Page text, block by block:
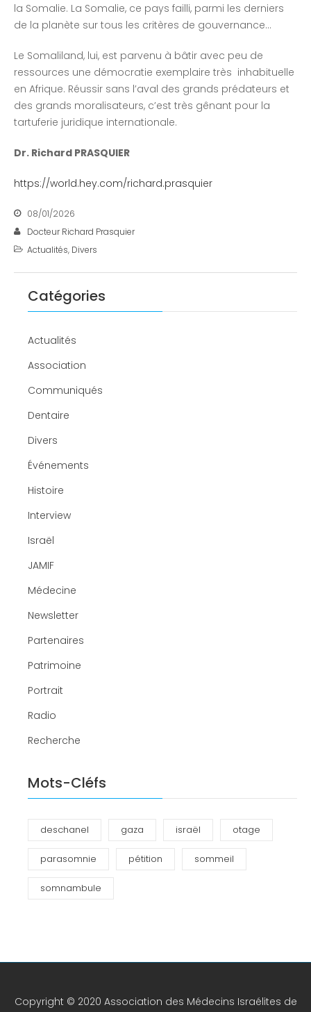
la Somalie. La Somalie, ce pays failli, parmi les derniers
de la planète sur tous les critères de gouvernance…
Le Somaliland, lui, est parvenu à bâtir avec peu de
ressources une démocratie exemplaire très inhabituelle
en Afrique. Réussir sans l’aval des grands prédateurs et
des grands moralisateurs, c’est très gênant pour la
tartuferie juridique internationale.
Dr. Richard PRASQUIER
https://world.hey.com/richard.prasquier
08/01/2026
Docteur Richard Prasquier
Actualités, Divers
Catégories
Actualités
Association
Communiqués
Dentaire
Divers
Événements
Histoire
Interview
Israël
JAMIF
Médecine
Newsletter
Partenaires
Patrimoine
Portrait
Radio
Recherche
Mots-Cléfs
deschanel gaza israël otage
parasomnie pétition sommeil
somnambule
Copyright © 2020 Association des Médecins Israélites de